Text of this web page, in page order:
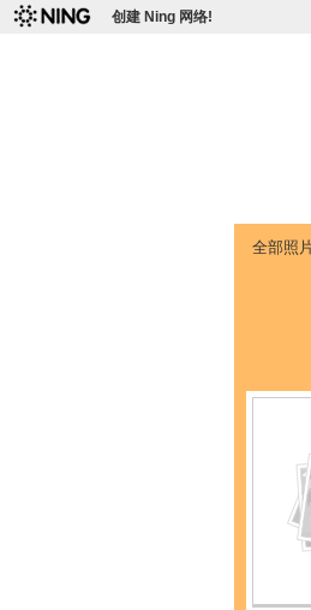
创建 Ning 网络!
全部照